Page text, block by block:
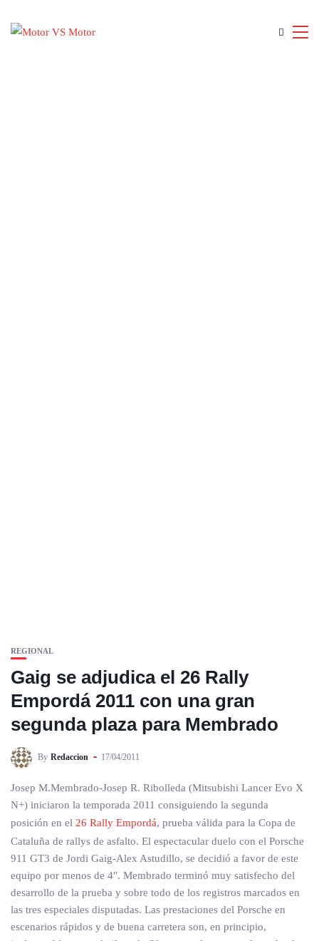
REGIONAL
Gaig se adjudica el 26 Rally
Empordá 2011 con una gran
segunda plaza para Membrado
By Redaccion 17/04/2011
Josep M.Membrado-Josep R. Ribolleda (Mitsubishi Lancer Evo X
N+) iniciaron la temporada 2011 consiguiendo la segunda
posición en el 26 Rally Empordá, prueba válida para la Copa de
Cataluña de rallys de asfalto. El espectacular duelo con el Porsche
911 GT3 de Jordi Gaig-Alex Astudillo, se decidió a favor de este
equipo por menos de 4″. Membrado terminó muy satisfecho del
desarrollo de la prueba y sobre todo de los registros marcados en
las tres especiales disputadas. Las prestaciones del Porsche en
escenarios rápidos y de buena carretera son, en principio,